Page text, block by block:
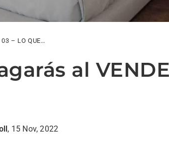
03 – LO QUE…
al
, 15 Nov, 2022